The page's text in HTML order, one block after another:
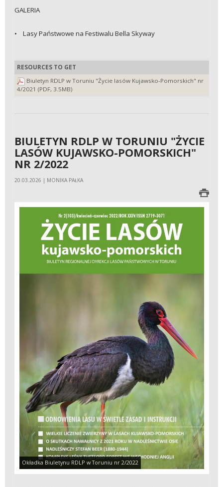
GALERIA
• Lasy Państwowe na Festiwalu Bella Skyway
RESOURCES TO GET
Biuletyn RDLP w Toruniu "Życie lasów Kujawsko-Pomorskich" nr
4/2021 (PDF, 3.5MB)
BIULETYN RDLP W TORUNIU "ŻYCIE
LASÓW KUJAWSKO-POMORSKICH"
NR 2/2022
20.03.2026 | MONIKA PAŁKA
Okładka Biuletynu RDLP w Toruniu nr 2/2022